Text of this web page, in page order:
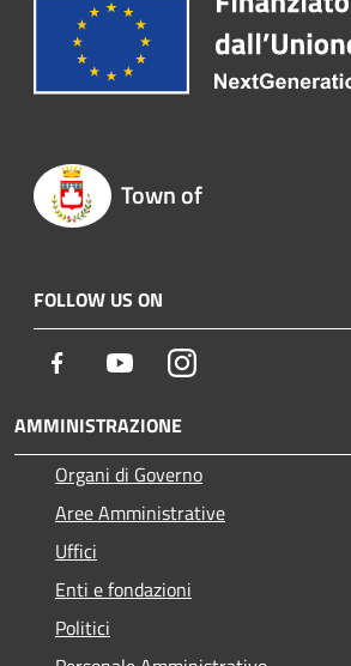
Town of
FOLLOW US ON
Facebook YoutubeInstagram
AMMINISTRAZIONE
Organi di Governo
Aree Amministrative
Uffici
Enti e fondazioni
Politici